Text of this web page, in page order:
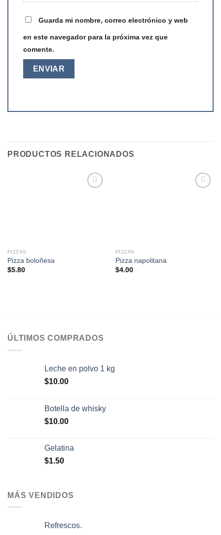
Guarda mi nombre, correo electrónico y web
en este navegador para la próxima vez que
comente.
PRODUCTOS RELACIONADOS
PIZZAS
Pizza boloñesa
$5.80
PIZZAS
Pizza napolitana
$4.00
ÚLTIMOS COMPRADOS
Leche en polvo 1 kg
$10.00
Botella de whisky
$10.00
Gelatina
$1.50
MÁS VENDIDOS
Refrescos.